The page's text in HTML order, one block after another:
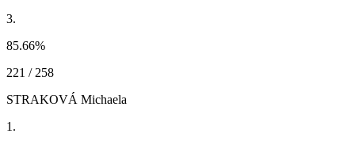
3.
85.66%
221 / 258
STRAKOVÁ Michaela
1.